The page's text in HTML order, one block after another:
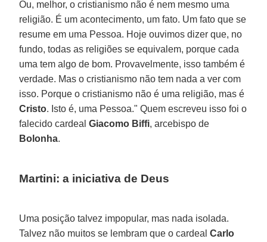
Ou, melhor, o cristianismo não é nem mesmo uma
religião. É um acontecimento, um fato. Um fato que se
resume em uma Pessoa. Hoje ouvimos dizer que, no
fundo, todas as religiões se equivalem, porque cada
uma tem algo de bom. Provavelmente, isso também é
verdade. Mas o cristianismo não tem nada a ver com
isso. Porque o cristianismo não é uma religião, mas é
Cristo. Isto é, uma Pessoa." Quem escreveu isso foi o
falecido cardealGiacomo Biffi, arcebispo de
Bolonha.
Martini: a iniciativa de Deus
Uma posição talvez impopular, mas nada isolada.
Talvez não muitos se lembram que o cardealCarlo